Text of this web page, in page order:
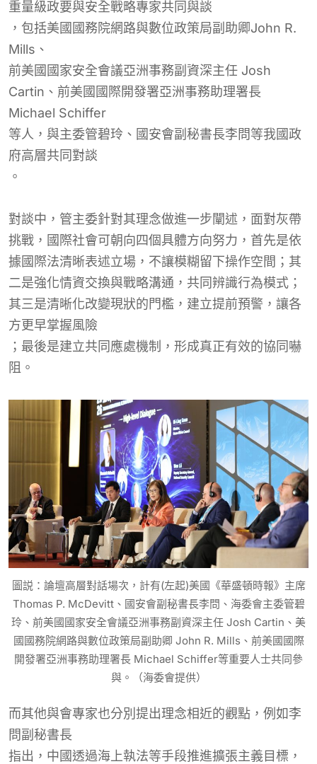
重量級政要與安全戰略專家共同與談
，包括美國國務院網路與數位政策局副助卿John R.
Mills、
前美國國家安全會議亞洲事務副資深主任 Josh
Cartin、前美國國際開發署亞洲事務助理署長
Michael Schiffer
等人，與主委管碧玲、國安會副秘書長李問等我國政
府高層共同對談
。
對談中，管主委針對其理念做進一步闡述，面對灰帶
挑戰，國際社會可朝向四個具體方向努力，首先是依
據國際法清晰表述立場，不讓模糊留下操作空間；其
二是強化情資交換與戰略溝通，共同辨識行為模式；
其三是清晰化改變現狀的門檻，建立提前預警，讓各
方更早掌握風險
；最後是建立共同應處機制，形成真正有效的協同嚇
阻。
圖説：論壇高層對話場次，計有(左起)美國《華盛頓時報》主席
Thomas P. McDevitt、國安會副秘書長李問、海委會主委管碧
玲、前美國國家安全會議亞洲事務副資深主任 Josh Cartin、美
國國務院網路與數位政策局副助卿 John R. Mills、前美國國際
開發署亞洲事務助理署長 Michael Schiffer等重要人士共同參
與。（海委會提供）
而其他與會專家也分別提出理念相近的觀點，例如李
問副秘書長
指出，中國透過海上執法等手段推進擴張主義目標，